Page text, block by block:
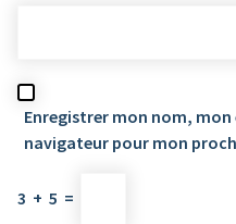
Enregistrer mon nom,
navigateur pour mon
3 + 5 =